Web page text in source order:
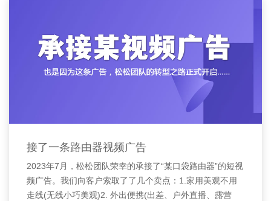
接了一条路由器视频广告
2023年7月，松松团队荣幸的承接了“某口袋路由器”的短视
频广告。我们向客户索取了了几个卖点：1.家用美观不用
走线(无线小巧美观)2. 外出便携(出差、户外直播、露营